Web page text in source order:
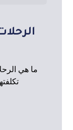
ما هي